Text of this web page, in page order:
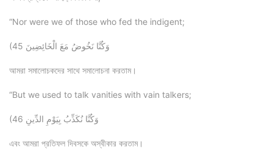
“Nor were we of those who fed the indigent;
(45 وَكُنَّا نَخُوضُ مَعَ الْخَائِضِينَ
আমরা সমালোচকদের সাথে সমালোচনা করতাম।
“But we used to talk vanities with vain talkers;
(46 وَكُنَّا نُكَذِّبُ بِيَوْمِ الدِّينِ
এবং আমরা প্রতিফল দিবসকে অস্বীকার করতাম।